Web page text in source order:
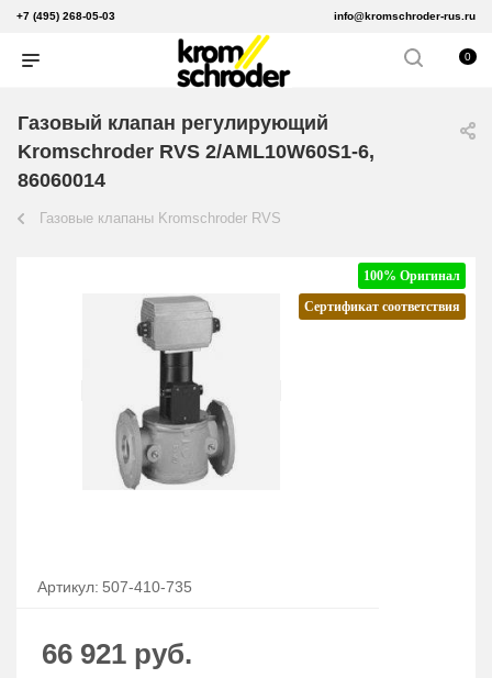
+7 (495) 268-05-03 info@kromschroder-rus.ru
0
Газовый клапан регулирующий
Kromschroder RVS 2/AML10W60S1-6,
86060014
Газовые клапаны Kromschroder RVS
100% Оригинал
Сертификат соответствия
Артикул: 507-410-735
66 921 руб.